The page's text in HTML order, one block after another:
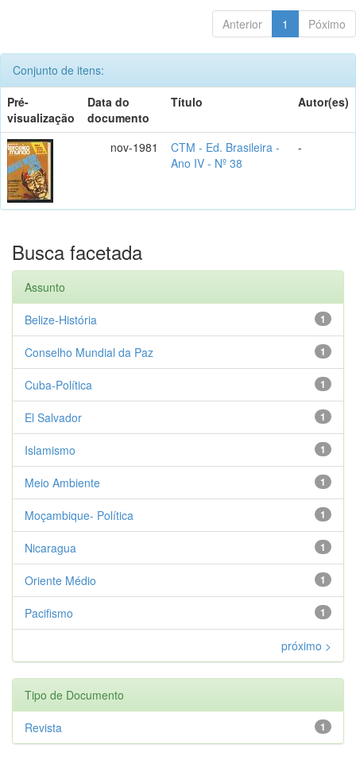
Anterior 1 Póximo
Conjunto de itens:
Pré-
visualização
Data do
documento
Título Autor(es)
nov-1981
CTM - Ed. Brasileira -
Ano IV - Nº 38
-
Busca facetada
Assunto
1
Belize-História
1
Conselho Mundial da Paz
1
Cuba-Política
1
El Salvador
1
Islamismo
1
Meio Ambiente
1
Moçambique- Política
1
Nicaragua
1
Oriente Médio
1
Pacifismo
próximo >
Tipo de Documento
1
Revista